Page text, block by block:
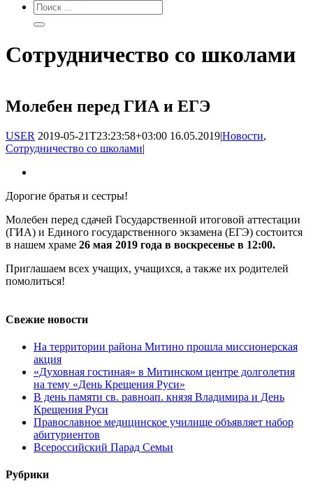
Сотрудничество со школами
Молебен перед ГИА и ЕГЭ
USER 2019-05-21T23:23:58+03:00 16.05.2019|Новости,
Сотрудничество со школами|
Дорогие братья и сестры!
Молебен перед сдачей Государственной итоговой аттестации
(ГИА) и Единого государственного экзамена (ЕГЭ) состоится
в нашем храме 26 мая 2019 года в воскресенье в 12:00.
Приглашаем всех учащих, учащихся, а также их родителей
помолиться!
Свежие новости
На территории района Митино прошла миссионерская
акция
«Духовная гостиная» в Митинском центре долголетия
на тему «День Крещения Руси»
В день памяти св. равноап. князя Владимира и День
Крещения Руси
Православное медицинское училище объявляет набор
абитуриентов
Всероссийский Парад Семьи
Рубрики